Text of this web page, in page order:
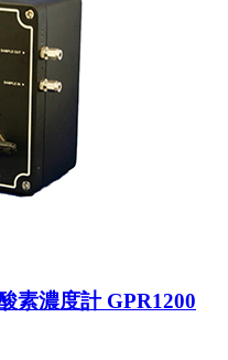
素濃度計 GPR1200